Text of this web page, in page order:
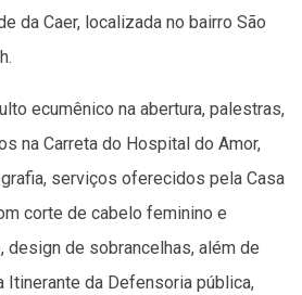
da Caer, localizada no bairro São
ecumênico na abertura, palestras,
na Carreta do Hospital do Amor,
serviços oferecidos pela Casa
corte de cabelo feminino e
design de sobrancelhas, além de
Itinerante da Defensoria pública,